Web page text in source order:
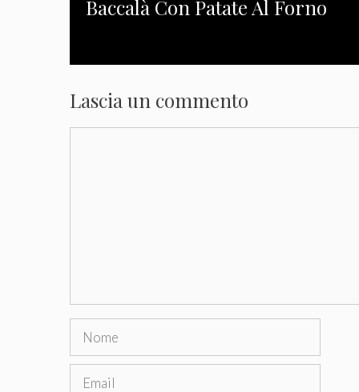
Baccalà Con Patate Al Forno
Lascia un commento
Nome
Email